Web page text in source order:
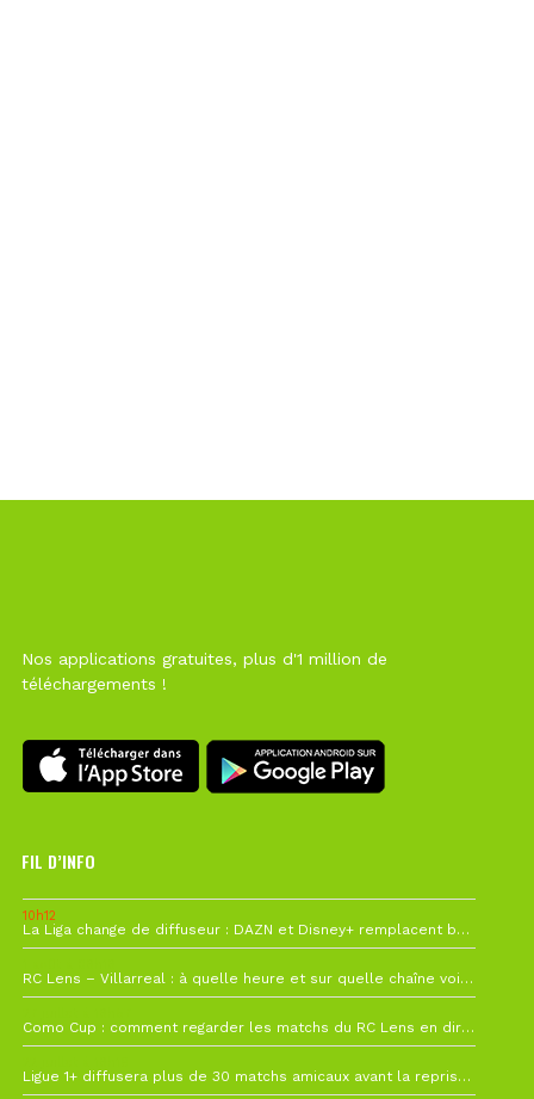
Nos applications gratuites, plus d'1 million de
téléchargements !
FIL D’INFO
10h12
La Liga change de diffuseur : DAZN et Disney+ remplacent beIN Sports !
RC Lens – Villarreal : à quelle heure et sur quelle chaîne voir la finale de la Como Cup ?
Como Cup : comment regarder les matchs du RC Lens en direct ?
Ligue 1+ diffusera plus de 30 matchs amicaux avant la reprise de la Ligue 1